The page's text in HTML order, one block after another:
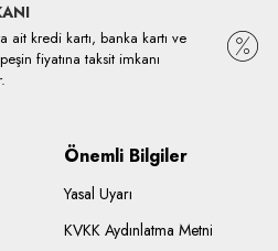
ait kredi kartı, banka kartı ve
fiyatına taksit imkanı
Önemli Bilgiler
Yasal Uyarı
KVKK Aydınlatma Metni